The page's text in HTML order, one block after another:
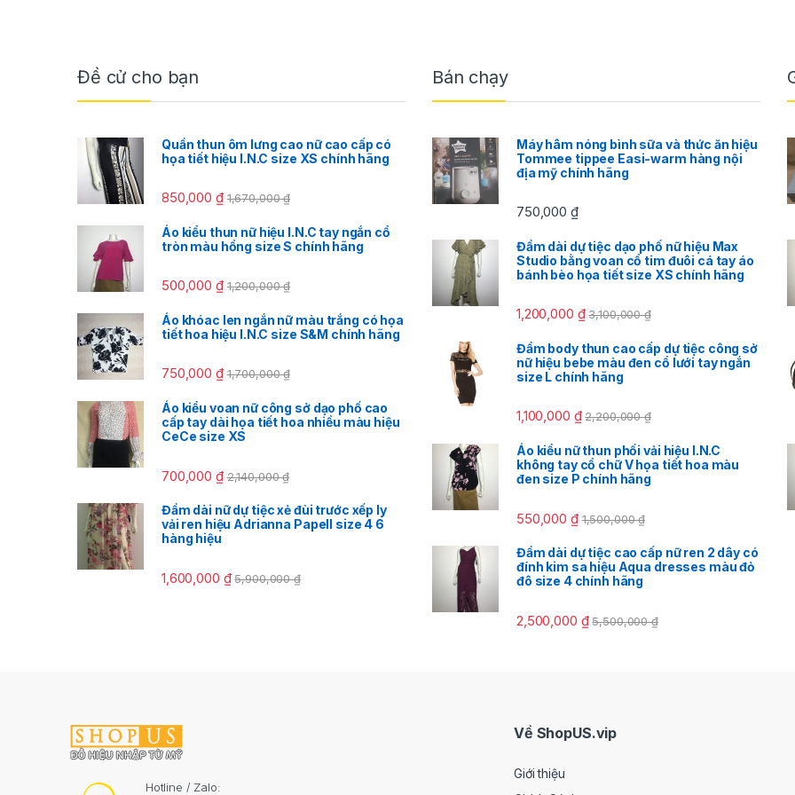
Đề cử cho bạn
Quần thun ôm lưng cao nữ cao cấp có
họa tiết hiệu I.N.C size XS chính hãng
850,000 ₫ 1,670,000₫
Áo kiểu thun nữ hiệu I.N.C tay ngắn cổ
tròn màu hồng size S chính hãng
500,000 ₫ 1,200,000₫
Áo khóac len ngắn nữ màu trắng có họa
tiết hoa hiệu I.N.C size S&M chính hãng
750,000 ₫ 1,700,000₫
Áo kiểu voan nữ công sở dạo phố cao
cấp tay dài họa tiết hoa nhiều màu hiệu
CeCe size XS
700,000 ₫ 2,140,000₫
Đầm dài nữ dự tiệc xẻ đùi trước xếp ly
vải ren hiệu Adrianna Papell size 4 6
hàng hiệu
1,600,000 ₫ 5,900,000₫
Bán chạy
Máy hâm nóng bình sữa và thức ăn hiệu
Tommee tippee Easi-warm hàng nội
địa mỹ chính hãng
750,000 ₫
Đầm dài dự tiệc dạo phố nữ hiệu Max
Studio bằng voan cổ tim đuôi cá tay áo
bánh bèo họa tiết size XS chính hãng
1,200,000 ₫ 3,100,000₫
Đầm body thun cao cấp dự tiệc công sở
nữ hiệu bebe màu đen cổ lưới tay ngắn
size L chính hãng
1,100,000 ₫ 2,200,000₫
Áo kiểu nữ thun phối vải hiệu I.N.C
không tay cổ chữ V họa tiết hoa màu
đen size P chính hãng
550,000 ₫ 1,500,000₫
Đầm dài dự tiệc cao cấp nữ ren 2 dây có
đính kim sa hiệu Aqua dresses màu đỏ
đô size 4 chính hãng
2,500,000 ₫ 5,500,000₫
Hotline / Zalo:
Về ShopUS.vip
Giới thiệu